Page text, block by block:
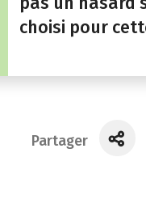
choisi pour
Partager